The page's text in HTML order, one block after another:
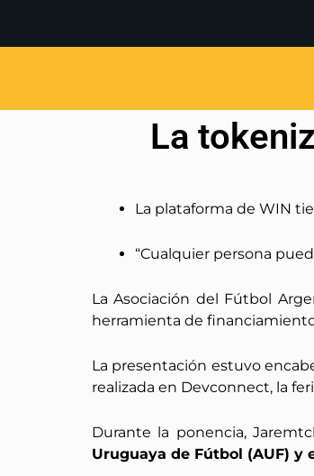
La
La plataforma de WIN
“Cualquier persona
La Asociación del Fútbol
herramienta de
La presentación estuvo
realizada en Devconnect, la
Durante la ponencia,
Uruguaya de Fútbol (AUF) y